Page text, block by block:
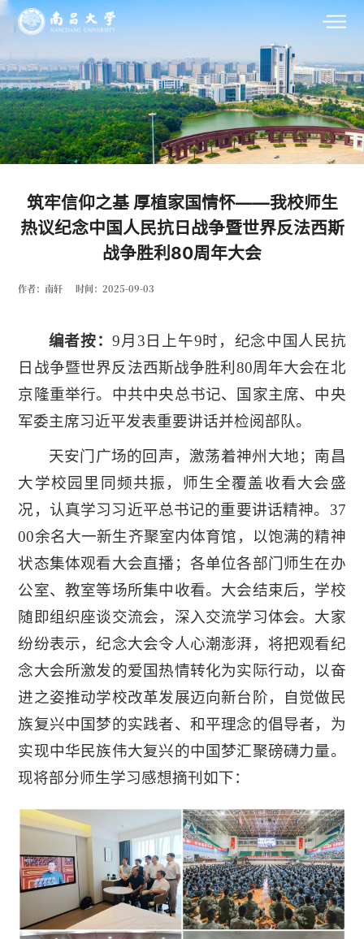
筑牢信仰之基 厚植家国情怀——我校师生
热议纪念中国人民抗日战争暨世界反法西斯
战争胜利80周年大会
作者：南轩 时间：2025-09-03
编者按：9月3日上午9时，纪念中国人民抗
日战争暨世界反法西斯战争胜利80周年大会在北
京隆重举行。中共中央总书记、国家主席、中央
军委主席习近平发表重要讲话并检阅部队。
天安门广场的回声，激荡着神州大地；南昌
大学校园里同频共振，师生全覆盖收看大会盛
况，认真学习习近平总书记的重要讲话精神。37
00余名大一新生齐聚室内体育馆，以饱满的精神
状态集体观看大会直播；各单位各部门师生在办
公室、教室等场所集中收看。大会结束后，学校
随即组织座谈交流会，深入交流学习体会。大家
纷纷表示，纪念大会令人心潮澎湃，将把观看纪
念大会所激发的爱国热情转化为实际行动，以奋
进之姿推动学校改革发展迈向新台阶，自觉做民
族复兴中国梦的实践者、和平理念的倡导者，为
实现中华民族伟大复兴的中国梦汇聚磅礴力量。
现将部分师生学习感想摘刊如下：